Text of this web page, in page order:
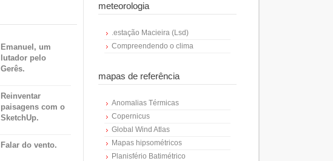
Emanuel, um
lutador pelo
Gerês.
Reinventar
paisagens com o
SketchUp.
Falar do vento.
meteorologia
.estação Macieira (Lsd)
Compreendendo o clima
mapas de referência
Anomalias Térmicas
Copernicus
Global Wind Atlas
Mapas hipsométricos
Planisfério Batimétrico